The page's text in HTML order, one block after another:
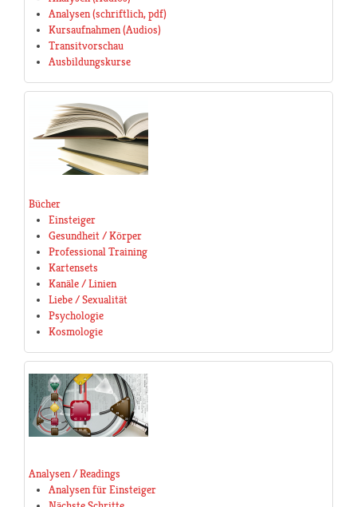
Analysen (schriftlich, pdf)
Kursaufnahmen (Audios)
Transitvorschau
Ausbildungskurse
Bücher
Einsteiger
Gesundheit / Körper
Professional Training
Kartensets
Kanäle / Linien
Liebe / Sexualität
Psychologie
Kosmologie
Analysen / Readings
Analysen für Einsteiger